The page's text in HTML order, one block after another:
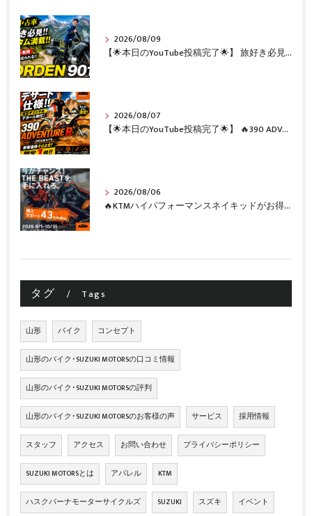
2026/08/09
【🌟本日のYouTube投稿完了🌟】 旅好き必見🔥!!カスタム満載の極上中古車！ 「NORDEN 901」が入荷いたしました✨【Husqvarna Motorcycles山形】
2026/08/07
【🌟本日のYouTube投稿完了🌟】 🔥390 ADVENTURE R × KTM山形 オリジナルデカール仕様誕生🔥
2026/08/06
🔥KTMハイパフォーマンスネイキッドがお得に手に入るチャンス🔥
タグ Tags
山形 バイク コンセプト
山形のバイク･SUZUKI MOTORSの口コミ情報
山形のバイク･SUZUKI MOTORSの評判
山形のバイク･SUZUKI MOTORSのお客様の声 サービス 採用情報
スタッフ アクセス お問い合わせ プライバシーポリシー
SUZUKI MOTORSとは アパレル KTM
ハスクバーナモーターサイクルズ SUZUKI スズキ イベント